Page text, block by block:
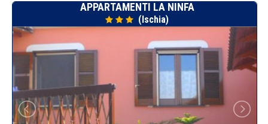
APPARTAMENTI LA NINFA
(Ischia)